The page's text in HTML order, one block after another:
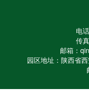
电
传
邮箱：
园区地址：陕西省